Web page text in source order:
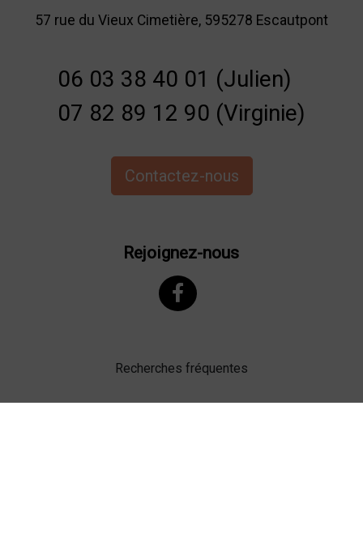
57 rue du Vieux Cimetière, 595278 Escautpont
06 03 38 40 01 (Julien)
07 82 89 12 90 (Virginie)
Contactez-nous
Rejoignez-nous
Recherches fréquentes